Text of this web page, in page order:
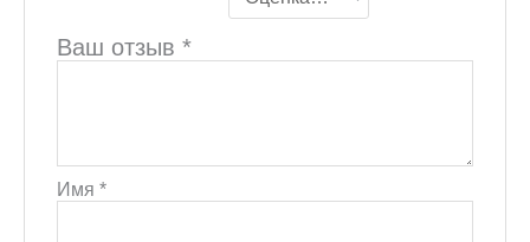
Ваш отзыв*
Имя*